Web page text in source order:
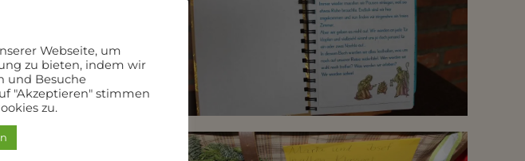
Webseite, um
zu bieten, indem wir
und Besuche
"Akzeptieren" stimmen
zu.